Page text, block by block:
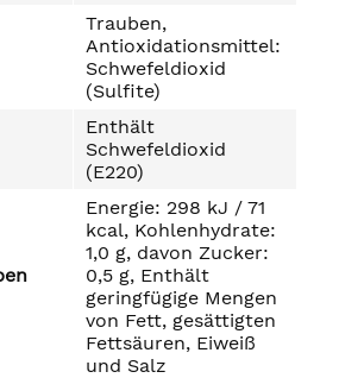
Trauben,
Antioxidationsmittel:
Schwefeldioxid
(Sulfite)
Enthält
Schwefeldioxid
(E220)
Energie: 298 kJ / 71
kcal, Kohlenhydrate:
1,0 g, davon Zucker:
0,5 g, Enthält
geringfügige Mengen
von Fett, gesättigten
Fettsäuren, Eiweiß
und Salz